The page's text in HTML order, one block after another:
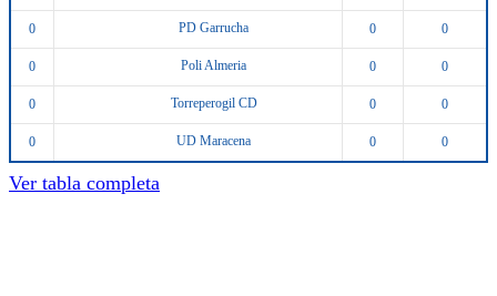
0 PD Garrucha 0 0
0 Poli Almeria 0 0
0 Torreperogil CD 0 0
0 UD Maracena 0 0
Ver tabla completa